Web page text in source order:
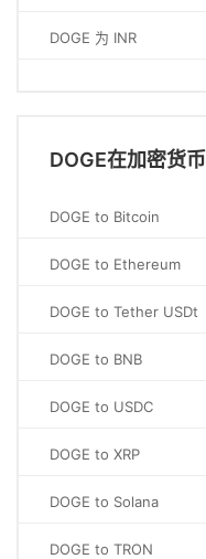
DOGE 为 INR
DOGE在加密货币
DOGE to Bitcoin
DOGE to Ethereum
DOGE to Tether USDt
DOGE to BNB
DOGE to USDC
DOGE to XRP
DOGE to Solana
DOGE to TRON